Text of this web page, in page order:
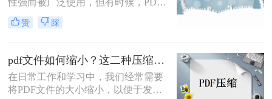
文件可能会因为包含大量图像、复杂
布局或高分辨率内容而显得过于庞
么压缩的小一点呢？本文将介绍四种
实用的PDF压缩方法，帮助您轻松将
PDF文件压缩至更小。
赞 踩
pdf文件如何缩小？这二种压缩方法很好用！
在日常工作和学习中，我们经常需要
将PDF文件的大小缩小，以便于发送